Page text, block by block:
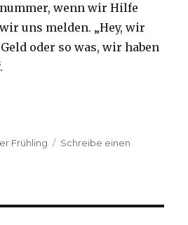
wenn wir Hilfe
uns melden. „Hey, wir
oder so was, wir haben
Frühling
Schreibe einen